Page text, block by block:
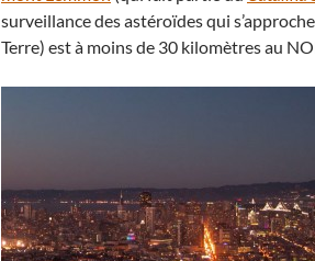
surveillance des astéroïdes qui
Terre) est à moins de 30 kilomètres au